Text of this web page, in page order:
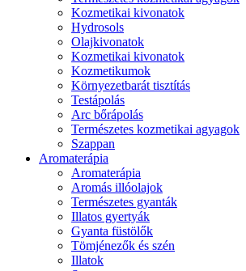
Kozmetikai kivonatok
Hydrosols
Olajkivonatok
Kozmetikai kivonatok
Kozmetikumok
Környezetbarát tisztítás
Testápolás
Arc bőrápolás
Természetes kozmetikai agyagok
Szappan
Aromaterápia
Aromaterápia
Aromás illóolajok
Természetes gyanták
Illatos gyertyák
Gyanta füstölők
Tömjénezők és szén
Illatok